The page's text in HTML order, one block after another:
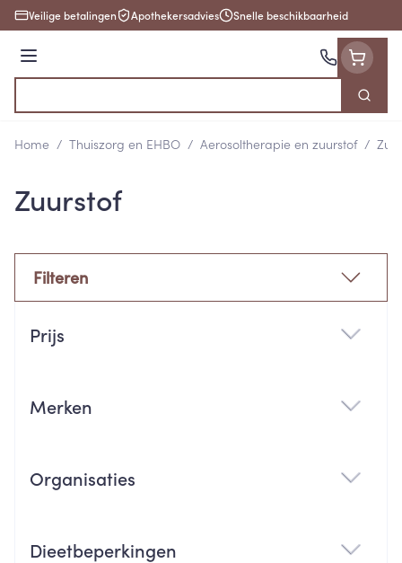
Ga naar de inhoud
Veilige betalingen Apothekersadvies Snelle beschikbaarheid
Menu
Zoek
Home / Thuiszorg en EHBO / Aerosoltherapie en zuurstof /
Zuurstof
Filteren
Prijs
Merken
Organisaties
Dieetbeperkingen